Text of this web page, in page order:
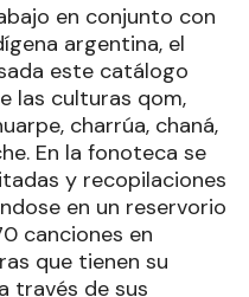
en conjunto con
argentina, el
este catálogo
las culturas qom,
charrúa, chaná,
En la fonoteca se
y recopilaciones
en un reservorio
canciones en
que tienen su
través de sus